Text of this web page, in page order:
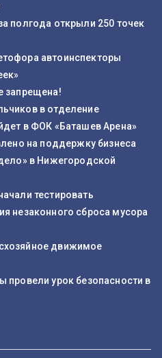
полгода открыли 250 точек
автоинспекторы
запрещена!
в отделение
в ФОК «Баташев Арена»
на поддержку бизнеса
в Нижегородской
тестировать
незаконного сброса мусора
движимое
провели урок безопасности в